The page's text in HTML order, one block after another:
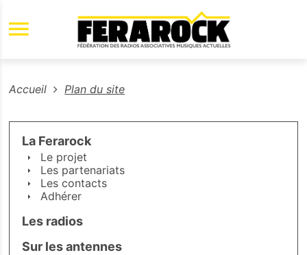
Aller au contenu principal
Accueil Plan du site
La Ferarock
Le projet
Les partenariats
Les contacts
Adhérer
Les radios
Sur les antennes